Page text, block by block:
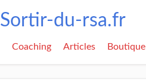
Sortir-du-rsa.fr
Coaching Articles Boutique